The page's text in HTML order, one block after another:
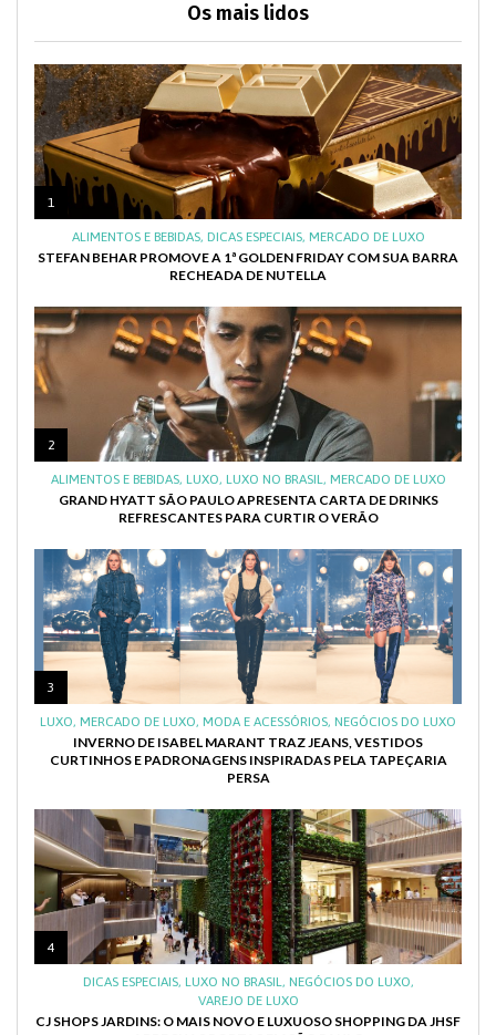
Os mais lidos
1
ALIMENTOS E BEBIDAS, DICAS ESPECIAIS, MERCADO DE LUXO
STEFAN BEHAR PROMOVE A 1ª GOLDEN FRIDAY COM SUA BARRA
RECHEADA DE NUTELLA
2
ALIMENTOS E BEBIDAS, LUXO, LUXO NO BRASIL, MERCADO DE LUXO
GRAND HYATT SÃO PAULO APRESENTA CARTA DE DRINKS
REFRESCANTES PARA CURTIR O VERÃO
3
LUXO, MERCADO DE LUXO, MODA E ACESSÓRIOS, NEGÓCIOS DO LUXO
INVERNO DE ISABEL MARANT TRAZ JEANS, VESTIDOS
CURTINHOS E PADRONAGENS INSPIRADAS PELA TAPEÇARIA
PERSA
4
DICAS ESPECIAIS, LUXO NO BRASIL, NEGÓCIOS DO LUXO,
VAREJO DE LUXO
CJ SHOPS JARDINS: O MAIS NOVO E LUXUOSO SHOPPING DA JHSF